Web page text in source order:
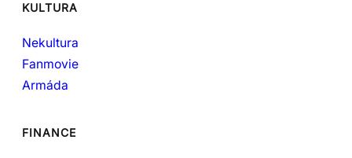
KULTURA
Nekultura
Fanmovie
Armáda
FINANCE